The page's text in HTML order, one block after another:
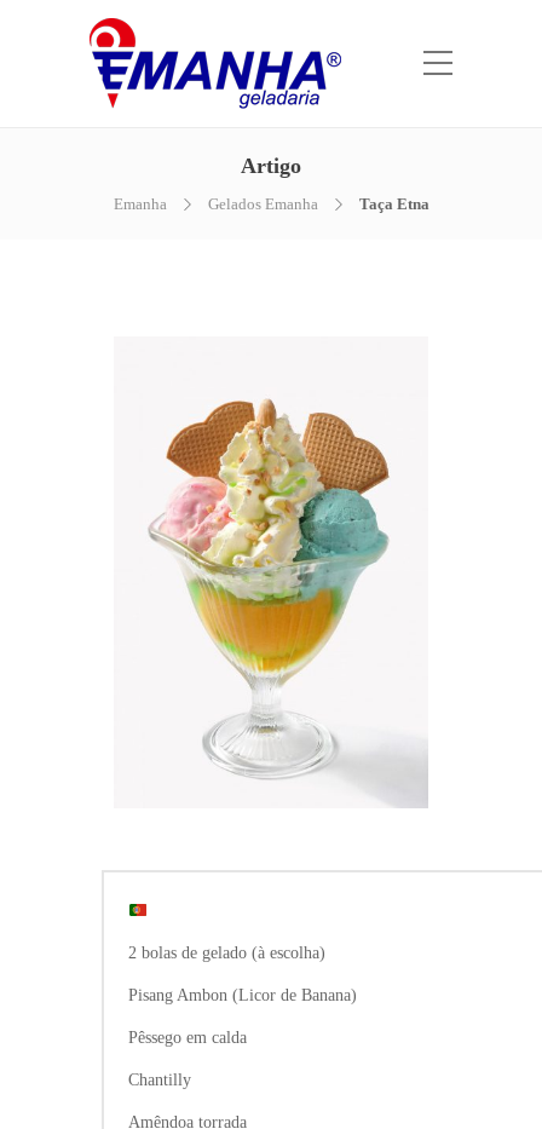
Artigo
Emanha Gelados Emanha Taça Etna
2 bolas de gelado (à escolha)
Pisang Ambon (Licor de Banana)
Pêssego em calda
Chantilly
Amêndoa torrada